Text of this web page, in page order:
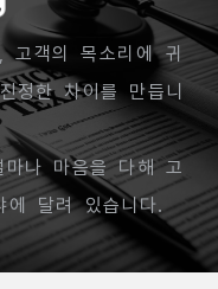
고객의 목소리에 귀
정한 차이를 만듭니
나 마음을 다해 고
에 달려 있습니다.